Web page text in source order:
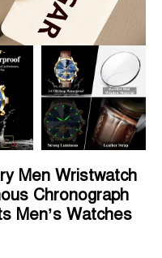
Men Wristwatch
Chronograph
Men’s Watches